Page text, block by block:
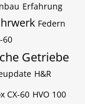
Erfahrung
Federn
60
Getriebe
H&R
CX-60 HVO 100